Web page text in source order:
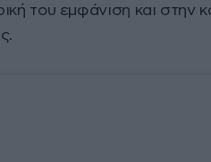
του εμφάνιση και στην